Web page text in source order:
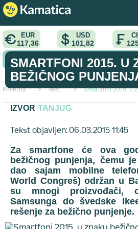
EUR
117,36
USD
101,82
KONVERTOR
Početna > vest > Smartfoni 2015. u
SMARTFONI 2015. U
BEŽIČNOG
IZVOR TANJUG
Tekst objavljen: 06.03.2015 11:45
Za smartfone će ova
bežičnog punjenja, čemu
dao sajam mobilne
World Congreš) održan u
su mnogi proizvođači,
Samsunga do švedske
rešenje za bežično punjenje.